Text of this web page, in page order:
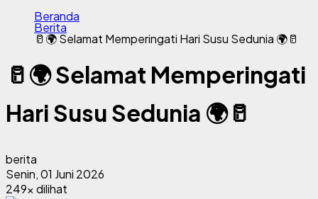
Beranda
Berita
🥛🌍 Selamat Memperingati Hari Susu Sedunia 🌍🥛
🥛🌍 Selamat Memperingati
Hari Susu Sedunia 🌍🥛
berita
Senin, 01 Juni 2026
249x dilihat